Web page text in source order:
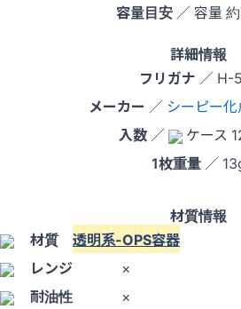
容量目安 ／ 容量
詳細情報
フリガナ ／ H-
メーカー ／ シーピー
入数 ／
ケース
1枚重量／
材質情報
材質 透明系-OPS容器
レンジ
×
耐油性
×